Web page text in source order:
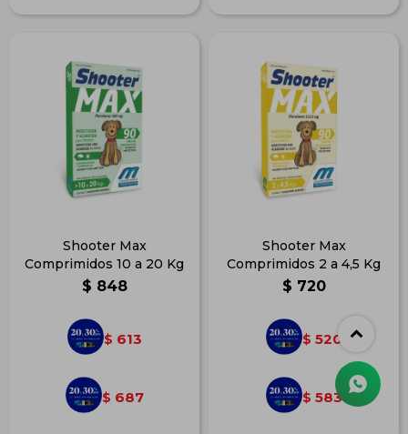
Shooter Max
Comprimidos 10 a 20 Kg
$ 848
$ 613
$ 687
Shooter Max
Comprimidos 2 a 4,5 Kg
$ 720
$ 520
$ 583